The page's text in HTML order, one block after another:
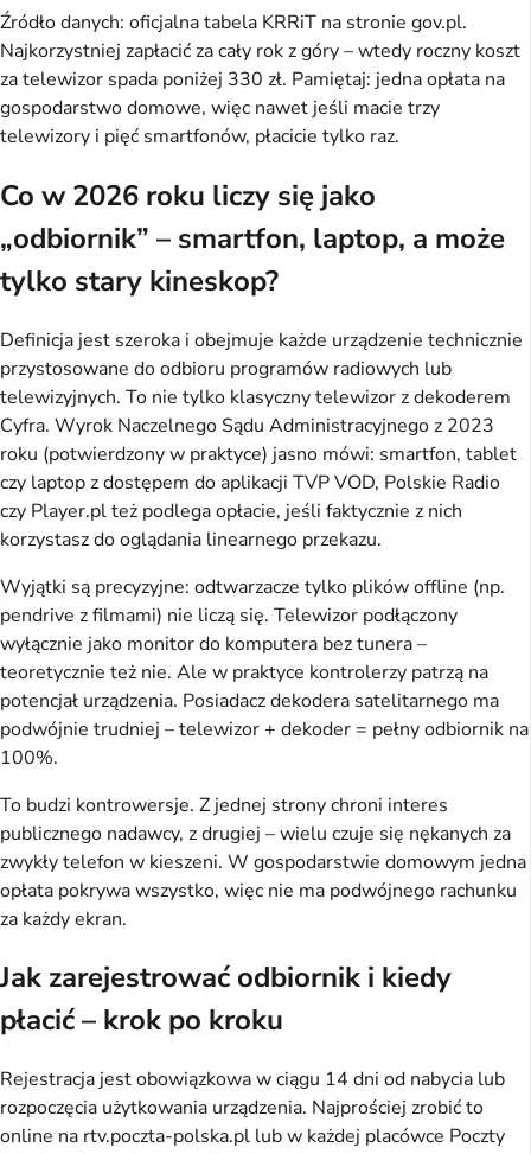
Źródło danych: oficjalna tabela KRRiT na stronie gov.pl.
Najkorzystniej zapłacić za cały rok z góry – wtedy roczny koszt
za telewizor spada poniżej 330 zł. Pamiętaj: jedna opłata na
gospodarstwo domowe, więc nawet jeśli macie trzy
telewizory i pięć smartfonów, płacicie tylko raz.
Co w 2026 roku liczy się jako
„odbiornik” – smartfon, laptop, a może
tylko stary kineskop?
Definicja jest szeroka i obejmuje każde urządzenie technicznie
przystosowane do odbioru programów radiowych lub
telewizyjnych. To nie tylko klasyczny telewizor z dekoderem
Cyfra. Wyrok Naczelnego Sądu Administracyjnego z 2023
roku (potwierdzony w praktyce) jasno mówi: smartfon, tablet
czy laptop z dostępem do aplikacji TVP VOD, Polskie Radio
czy Player.pl też podlega opłacie, jeśli faktycznie z nich
korzystasz do oglądania linearnego przekazu.
Wyjątki są precyzyjne: odtwarzacze tylko plików offline (np.
pendrive z filmami) nie liczą się. Telewizor podłączony
wyłącznie jako monitor do komputera bez tunera –
teoretycznie też nie. Ale w praktyce kontrolerzy patrzą na
potencjał urządzenia. Posiadacz dekodera satelitarnego ma
podwójnie trudniej – telewizor + dekoder = pełny odbiornik na
100%.
To budzi kontrowersje. Z jednej strony chroni interes
publicznego nadawcy, z drugiej – wielu czuje się nękanych za
zwykły telefon w kieszeni. W gospodarstwie domowym jedna
opłata pokrywa wszystko, więc nie ma podwójnego rachunku
za każdy ekran.
Jak zarejestrować odbiornik i kiedy
płacić – krok po kroku
Rejestracja jest obowiązkowa w ciągu 14 dni od nabycia lub
rozpoczęcia użytkowania urządzenia. Najprościej zrobić to
online na rtv.poczta-polska.pl lub w każdej placówce Poczty